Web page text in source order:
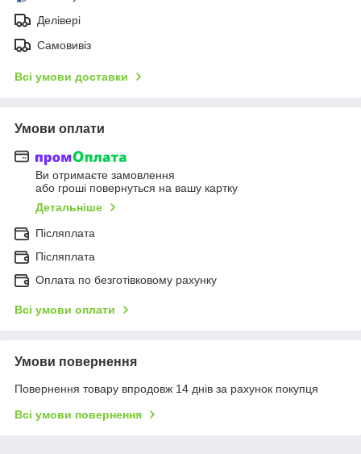
Делівері
Самовивіз
Всі умови доставки
Умови оплати
Ви отримаєте замовлення
або гроші повернуться на вашу картку
Детальніше
Післяплата
Післяплата
Оплата по безготівковому рахунку
Всі умови оплати
Умови повернення
Повернення товару впродовж 14 днів за рахунок покупця
Всі умови повернення